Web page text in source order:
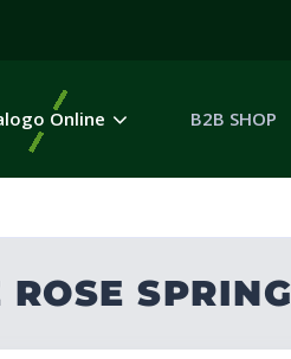
Online B2B SHOP
SPRING